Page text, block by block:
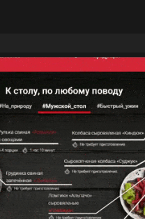
на выбор
На 100 г - 260 ккал
картофелем